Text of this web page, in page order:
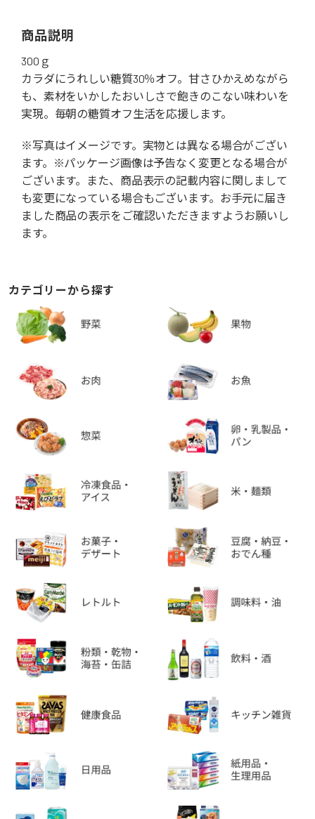
商品説明
300ｇ
カラダにうれしい糖質30％オフ。甘さひかえめながら
も、素材をいかしたおいしさで飽きのこない味わいを
実現。毎朝の糖質オフ生活を応援します。
※写真はイメージです。実物とは異なる場合がござい
ます。※パッケージ画像は予告なく変更となる場合が
ございます。また、商品表示の記載内容に関しまして
も変更になっている場合もございます。お手元に届き
ました商品の表示をご確認いただきますようお願いし
ます。
カテゴリーから探す